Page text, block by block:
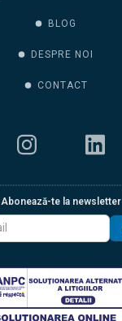
BLOG
DESPRE NOI
CONTACT
te la newsletter